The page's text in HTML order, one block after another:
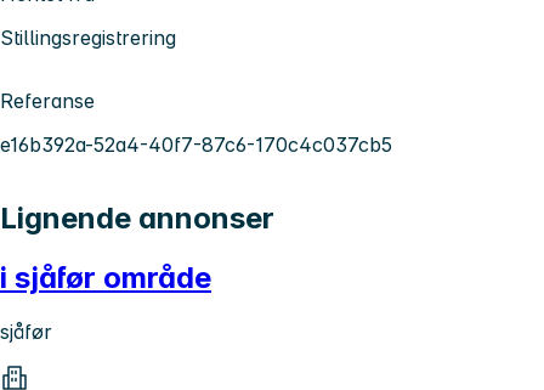
Stillingsregistrering
Referanse
e16b392a-52a4-40f7-87c6-170c4c037cb5
Lignende annonser
i sjåfør område
sjåfør